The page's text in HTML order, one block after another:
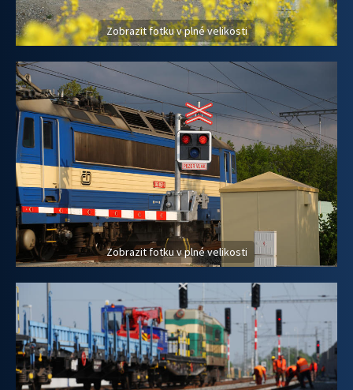
Zobrazit fotku v plné velikosti
Zobrazit fotku v plné velikosti